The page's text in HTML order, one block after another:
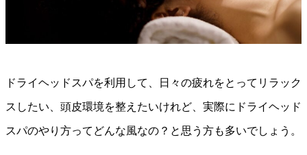
ドライヘッドスパを利用して、日々の疲れをとってリラック
スしたい、頭皮環境を整えたいけれど、実際にドライヘッド
スパのやり方ってどんな風なの？と思う方も多いでしょう。